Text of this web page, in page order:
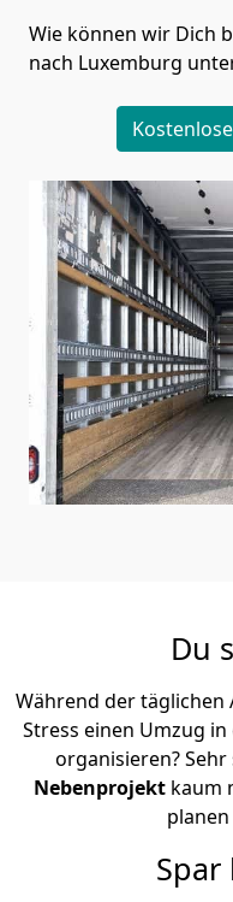
Wie können wir Dich
nach Luxemburg
Du
Während der täglichen
Stress einen Umzug
organisieren?
Nebenprojekt kaum
Spar